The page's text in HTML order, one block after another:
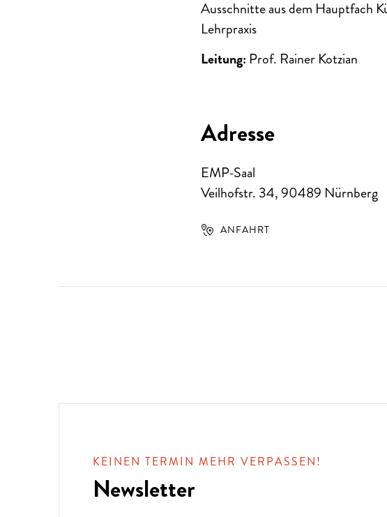
Ausschnitte aus dem Hauptfach
Lehrpraxis
Leitung: Prof. Rainer Kotzian
Adresse
EMP-Saal
Veilhofstr. 34,90489 Nürnberg
ANFAHRT
KEINEN TERMIN MEHR VERPASSEN!
Newsletter